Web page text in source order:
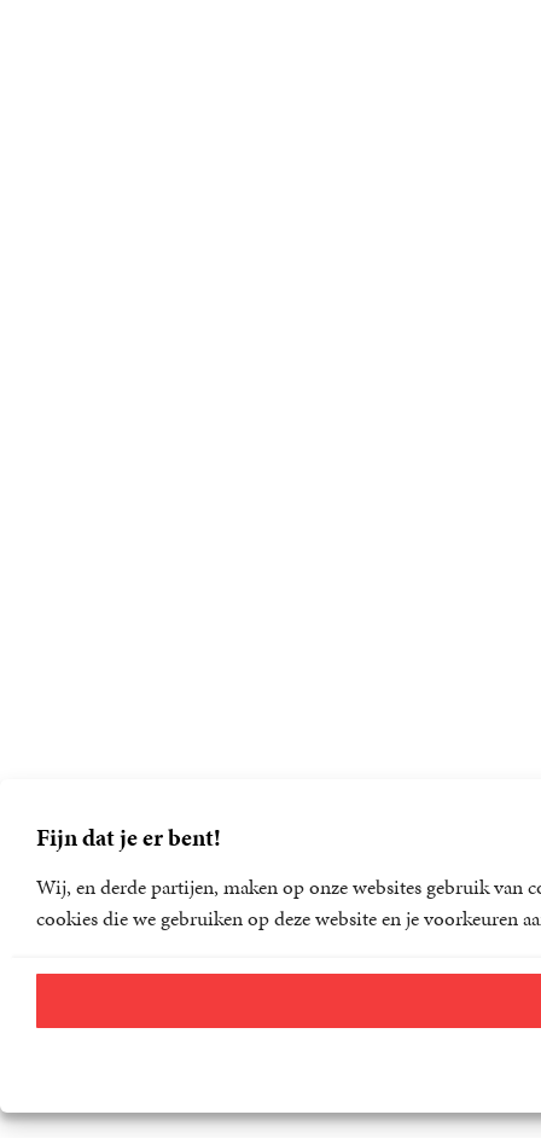
Fijn dat je er bent!
Wij, en derde partijen, maken op onze websites gebruik van
cookies die we gebruiken op deze website en je voorkeuren